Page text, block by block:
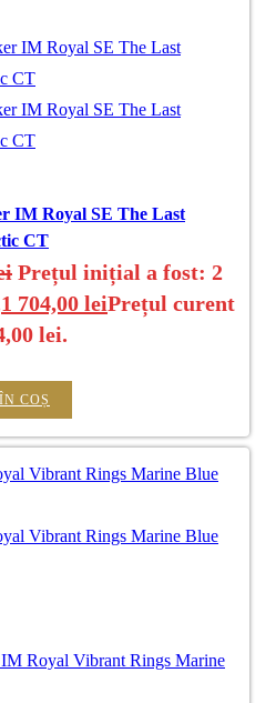
IM Royal SE The Last
CT
Prețul inițial a fost: 2
1 704,00 leiPrețul curent
lei.
COȘ